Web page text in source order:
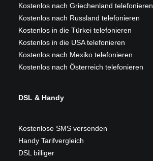
Kostenlos nach Griechenland telefonieren
Kostenlos nach Russland telefonieren
Kostenlos in die Türkei telefonieren
Kostenlos in die USA telefonieren
Kostenlos nach Mexiko telefonieren
Kostenlos nach Österreich telefonieren
DSL & Handy
Kostenlose SMS versenden
Handy Tarifvergleich
DSL billiger